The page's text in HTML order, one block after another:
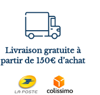
Livraison gratuite à
partir de 150€ d’achat